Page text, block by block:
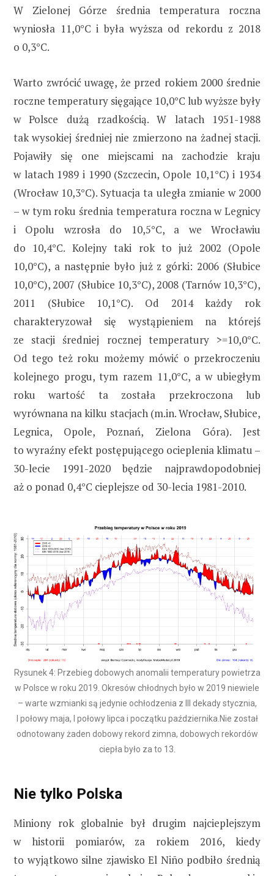
W Zielonej Górze średnia temperatura roczna
wyniosła 11,0°C i była wyższa od rekordu z 2018
o 0,3°C.
Warto zwrócić uwagę, że przed rokiem 2000 średnie
roczne temperatury sięgające 10,0°C lub wyższe były
w Polsce dużą rzadkością. W latach 1951-1988
tak wysokiej średniej nie zmierzono na żadnej stacji.
Pojawiły się one miejscami na zachodzie kraju
w latach 1989 i 1990 (Szczecin, Opole 10,1°C) i 1934
(Wrocław 10,3°C). Sytuacja ta uległa zmianie w 2000
– w tym roku średnia temperatura roczna w Legnicy
i Opolu wzrosła do 10,5°C, a we Wrocławiu
do 10,4°C. Kolejny taki rok to już 2002 (Opole
10,0°C), a następnie było już z górki: 2006 (Słubice
10,0°C), 2007 (Słubice 10,3°C), 2008 (Tarnów 10,3°C),
2011 (Słubice 10,1°C). Od 2014 każdy rok
charakteryzował się wystąpieniem na którejś
ze stacji średniej rocznej temperatury >=10,0°C.
Od tego też roku możemy mówić o przekroczeniu
kolejnego progu, tym razem 11,0°C, a w ubiegłym
roku wartość ta została przekroczona lub
wyrównana na kilku stacjach (m.in. Wrocław, Słubice,
Legnica, Opole, Poznań, Zielona Góra). Jest
to wyraźny efekt postępującego ocieplenia klimatu –
30-lecie 1991-2020 będzie najprawdopodobniej
aż o ponad 0,4°C cieplejsze od 30-lecia 1981-2010.
Rysunek 4: Przebieg dobowych anomalii temperatury powietrza
w Polsce w roku 2019. Okresów chłodnych było w 2019 niewiele
– warte wzmianki są jedynie ochłodzenia z III dekady stycznia,
I połowy maja, I połowy lipca i początku października.Nie został
odnotowany żaden dobowy rekord zimna, dobowych rekordów
ciepła było za to 13.
Nie tylko Polska
Miniony rok globalnie był drugim najcieplejszym
w historii pomiarów, za rokiem 2016, kiedy
to wyjątkowo silne zjawisko El Niño podbiło średnią